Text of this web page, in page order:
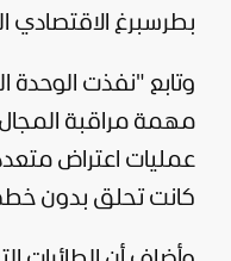
بطرسبرغ الاقتصادي
وتابع "نفذت الوحدة
مهمة مراقبة
عمليات اعتراض
كانت تحلق بدون